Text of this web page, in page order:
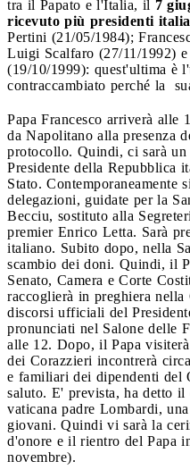
tra il Papato e l'Italia, il 7
ricevuto più presidenti
Pertini (21/05/1984);
Luigi Scalfaro (27/11/1992)
(19/10/1999): quest'ultima è
contraccambiato perché la
Papa Francesco arriverà alle
da Napolitano alla presenza
protocollo. Quindi, ci sarà
Presidente della Repubblica
Stato. Contemporaneamente
delegazioni, guidate per la
Becciu, sostituto alla
premier Enrico Letta. Sarà
italiano. Subito dopo, nella
scambio dei doni. Quindi, il
Senato, Camera e Corte
raccoglierà in preghiera
discorsi ufficiali del
pronunciati nel Salone delle
alle 12. Dopo, il Papa
dei Corazzieri incontrerà
e familiari dei dipendenti del
saluto. E' prevista, ha detto il
vaticana padre Lombardi,
giovani. Quindi vi sarà la
d'onore e il rientro del Papa
novembre).